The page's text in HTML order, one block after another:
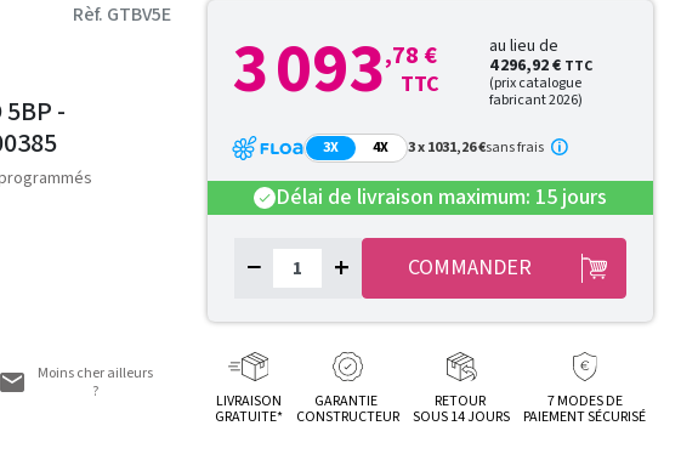
Rèf. GTBV5E
5BP -
Moins cher ailleurs
?
3 093,78 €
TTC
au lieu de
4 296,92 € TTC
(prix catalogue
fabricant 2026)
3X 4X 3 x 1031,26 €sans frais
check Délai de livraison maximum: 15 jours
− + COMMANDER
LIVRAISON
GRATUITE*
GARANTIE
CONSTRUCTEUR
RETOUR
SOUS 14 JOURS
7 MODES DE
PAIEMENT SÉCURISÉ